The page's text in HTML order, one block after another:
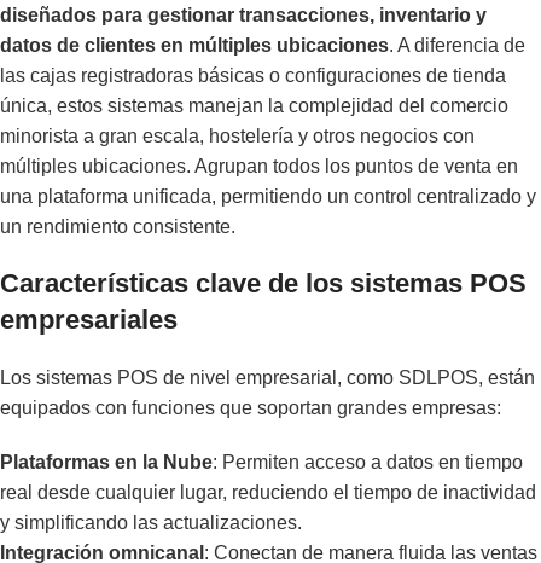
diseñados para gestionar transacciones, inventario y
datos de clientes en múltiples ubicaciones. A diferencia de
las cajas registradoras básicas o configuraciones de tienda
única, estos sistemas manejan la complejidad del comercio
minorista a gran escala, hostelería y otros negocios con
múltiples ubicaciones. Agrupan todos los puntos de venta en
una plataforma unificada, permitiendo un control centralizado y
un rendimiento consistente.
Características clave de los sistemas POS
empresariales
Los sistemas POS de nivel empresarial, como SDLPOS, están
equipados con funciones que soportan grandes empresas:
Plataformas en la Nube: Permiten acceso a datos en tiempo
real desde cualquier lugar, reduciendo el tiempo de inactividad
y simplificando las actualizaciones.
Integración omnicanal : Conectan de manera fluida las ventas